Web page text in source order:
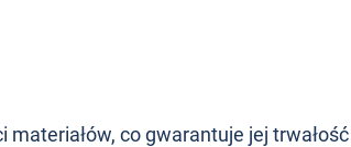
materiałów, co gwarantuje jej